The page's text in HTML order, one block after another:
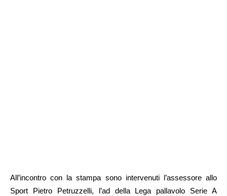
All’incontro con la stampa sono intervenuti l’assessore allo
Sport Pietro Petruzzelli, l’ad della Lega pallavolo Serie A